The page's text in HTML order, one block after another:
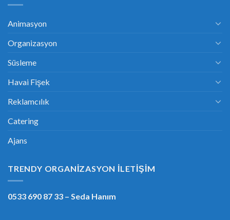
Animasyon
Organizasyon
Süsleme
Havai Fişek
Reklamcılık
Catering
Ajans
TRENDY ORGANIZASYON İLETIŞIM
0533 690 87 33 – Seda Hanım